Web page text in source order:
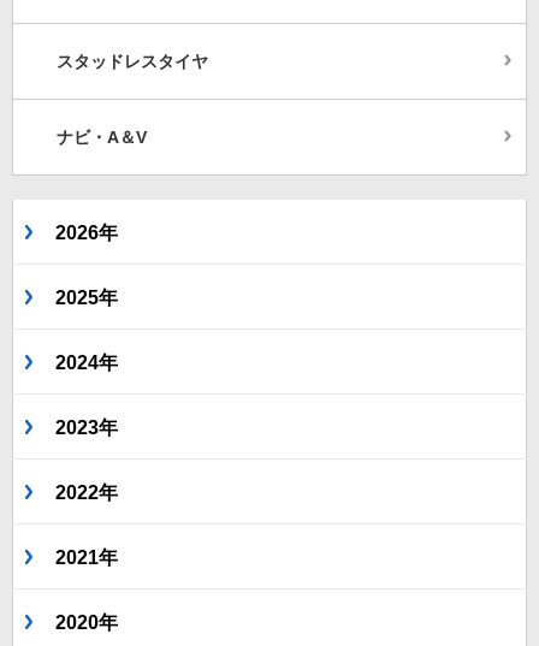
スタッドレスタイヤ
ナビ・A＆V
2026年
2025年
2024年
2023年
2022年
2021年
2020年